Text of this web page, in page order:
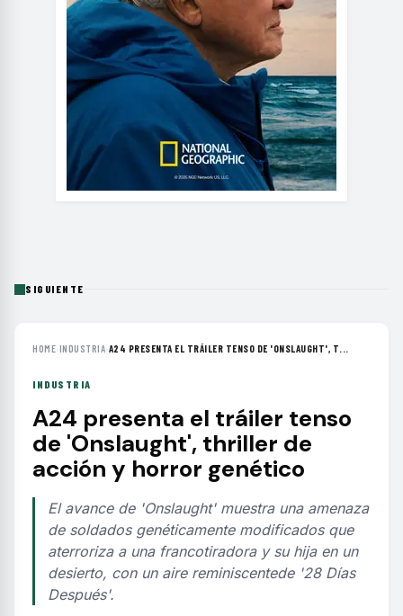
SIGUIENTE
HOME›INDUSTRIA›A24 PRESENTA EL TRÁILER TENSO DE 'ONSLAUGHT', T...
INDUSTRIA
A24 presenta el tráiler tenso
de 'Onslaught', thriller de
acción y horror genético
El avance de 'Onslaught' muestra una amenaza
de soldados genéticamente modificados que
aterroriza a una francotiradora y su hija en un
desierto, con un aire reminiscentede '28 Días
Después'.